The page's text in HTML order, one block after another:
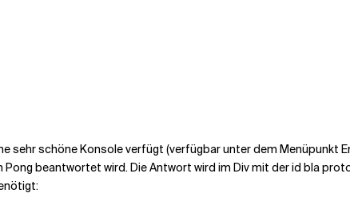
sehr schöne Konsole verfügt (verfügbar unter dem Menüpunkt
Pong beantwortet wird. Die Antwort wird im Div mit der id bla